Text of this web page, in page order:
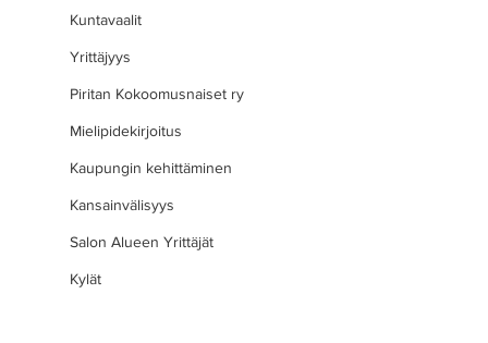
Kuntavaalit
Yrittäjyys
Piritan Kokoomusnaiset ry
Mielipidekirjoitus
Kaupungin kehittäminen
Kansainvälisyys
Salon Alueen Yrittäjät
Kylät